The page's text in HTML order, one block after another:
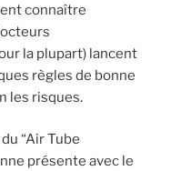
connaître
la plupart) lancent
règles de bonne
les risques.
“Air Tube
présente avec le